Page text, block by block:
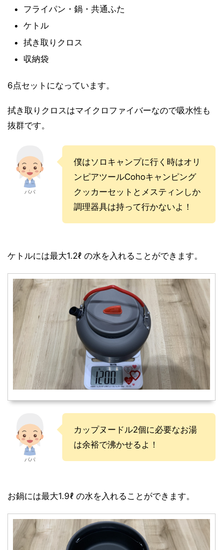
フライパン・鍋・共通ふた
ケトル
拭き取りクロス
収納袋
6点セットになっています。
拭き取りクロスはマイクロファイバーなので吸水性も
抜群です。
パパ
僕はソロキャンプに行く時はオリ
ンピアツールCohoキャンピング
クッカーセットとメスティンしか
調理器具は持って行かないよ！
ケトルには最大1.2ℓ の水を入れることができます。
パパ
カップヌードル2個に必要なお湯
は余裕で沸かせるよ！
お鍋には最大1.9ℓ の水を入れることができます。